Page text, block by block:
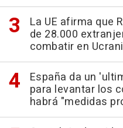
La UE afirma que
de 28.000
combatir en
España da un
para levantar los
habrá "medidas